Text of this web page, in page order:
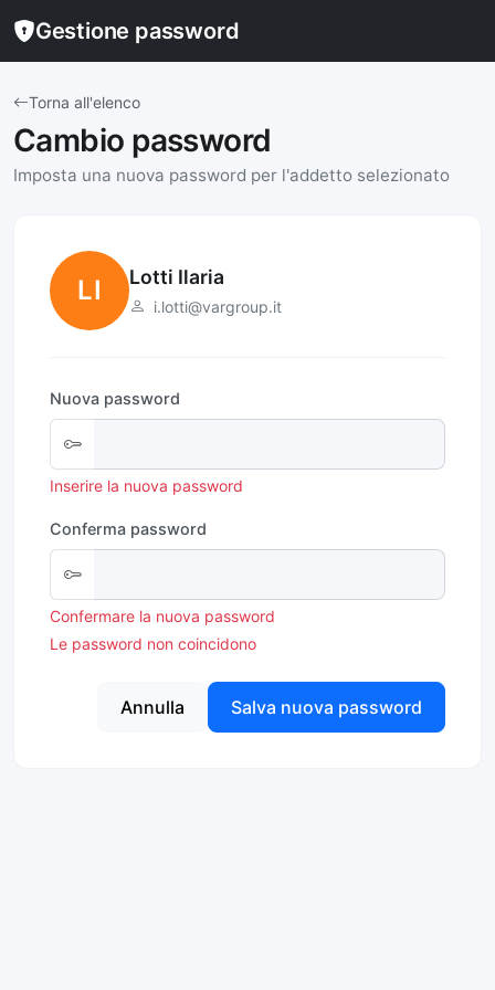
Gestione password
Torna all'elenco
Cambio password
Imposta una nuova password per l'addetto selezionato
LI Lotti Ilaria
i.lotti@vargroup.it
Nuova password
Inserire la nuova password
Conferma password
Confermare la nuova password
Le password non coincidono
Annulla